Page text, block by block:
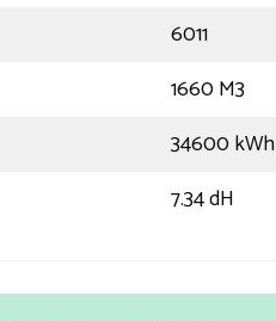
6011
1660 M3
34600 kWh
7.34 dH